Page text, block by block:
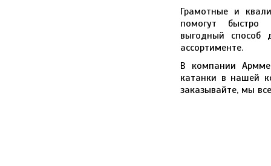
Грамотные и
помогут быстро
выгодный способ
ассортименте.
В компании
катанки в нашей
заказывайте, мы